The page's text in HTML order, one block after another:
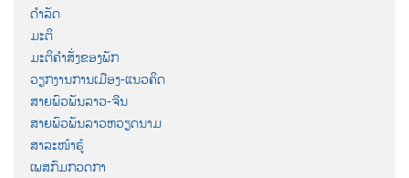
ດຳລັດ
ມະຕິ
ມະຕິຄຳສັ່ງຂອງພັກ
ວຽກງານການເມືອງ-ແນວຄິດ
ສາຍພົວພັນລາວ-ຈີນ
ສາຍພົວພັນລາວຫວຽດນາມ
ສາລະໜ້າຮູ້
ເພສກົມກວດກາ